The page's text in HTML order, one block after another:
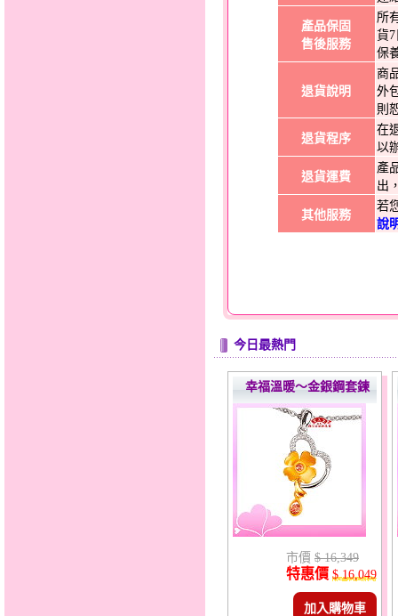
產品保固
售後服務
所
貨
保
退貨說明
商
外
則
退貨程序
在
以
退貨運費
產
出
其他服務
若
說
今日最熱門
幸福溫暖～金銀鋼套鍊
市價 $ 16,349
特惠價 $ 16,049
加入購物車